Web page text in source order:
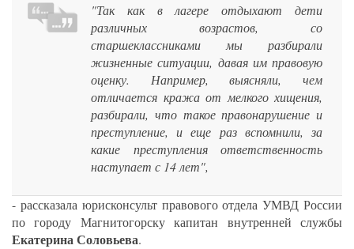
"Так как в лагере отдыхают дети
различных возрастов, со
старшеклассниками мы разбирали
жизненные ситуации, давая им правовую
оценку. Например, выясняли, чем
отличается кража от мелкого хищения,
разбирали, что такое правонарушение и
преступление, и еще раз вспомнили, за
какие преступления ответственность
наступает с 14 лет",
- рассказала юрисконсульт правового отдела УМВД России
по городу Магнитогорску капитан внутренней службы
Екатерина Соловьева.